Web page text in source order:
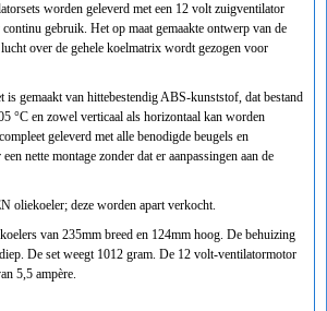
worden geleverd met een 12 volt zuigventilator
gebruik. Het op maat gemaakte ontwerp van de
over de gehele koelmatrix wordt gezogen voor
is gemaakt van hittebestendig ABS-kunststof, dat bestand
°C en zowel verticaal als horizontaal kan worden
geleverd met alle benodigde beugels en
nette montage zonder dat er aanpassingen aan de
oliekoeler; deze worden apart verkocht.
van 235mm breed en 124mm hoog. De behuizing
De set weegt 1012 gram. De 12 volt-ventilatormotor
5,5 ampère.